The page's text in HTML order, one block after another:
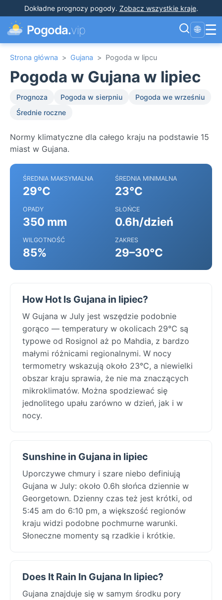
Dokładne prognozy pogody. Zobacz wszystkie kraje.
Pogoda.vip 🌐 ☰
Strona główna > Gujana > Pogoda w lipcu
Pogoda w Gujana w lipiec
Prognoza Pogoda w sierpniu
Pogoda we wrześniu
Średnie roczne
Normy klimatyczne dla całego kraju na podstawie 15
miast w Gujana.
ŚREDNIA MAKSYMALNA
29°C
ŚREDNIA MINIMALNA
23°C
OPADY
350 mm
SŁOŃCE
0.6h/dzień
WILGOTNOŚĆ
85%
ZAKRES
29–30°C
How Hot Is Gujana in lipiec?
W Gujana w July jest wszędzie podobnie
gorąco — temperatury w okolicach 29°C są
typowe od Rosignol aż po Mahdia, z bardzo
małymi różnicami regionalnymi. W nocy
termometry wskazują około 23°C, a niewielki
obszar kraju sprawia, że nie ma znaczących
mikroklimatów. Można spodziewać się
jednolitego upału zarówno w dzień, jak i w
nocy.
Sunshine in Gujana in lipiec
Uporczywe chmury i szare niebo definiują
Gujana w July: około 0.6h słońca dziennie w
Georgetown. Dzienny czas też jest krótki, od
5:45 am do 6:10 pm, a większość regionów
kraju widzi podobne pochmurne warunki.
Słoneczne momenty są rzadkie i krótkie.
Does It Rain In Gujana In lipiec?
Gujana znajduje się w samym środku pory